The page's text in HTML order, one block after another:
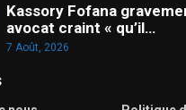
Kassory Fofana
avocat craint « qu’il…
7 Août, 2026